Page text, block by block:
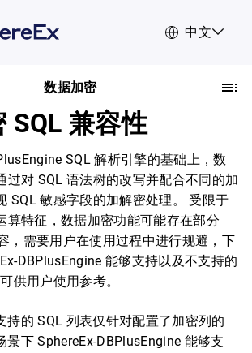
中文
数据加密
SQL 兼容性
SQL 解析引擎的基础上，数
过对 SQL 语法树的改写并配合不同的加
SQL 敏感字段的加解密处理。 受限于
算特征，数据加密功能可能存在部分
，需要用户在使用过程中进行规避，下
DBPlusEngine 能够支持以及不支持的
供用户使用参考。
持的 SQL 列表仅针对配置了加密列的
景下 SphereEx-DBPlusEngine 能够支